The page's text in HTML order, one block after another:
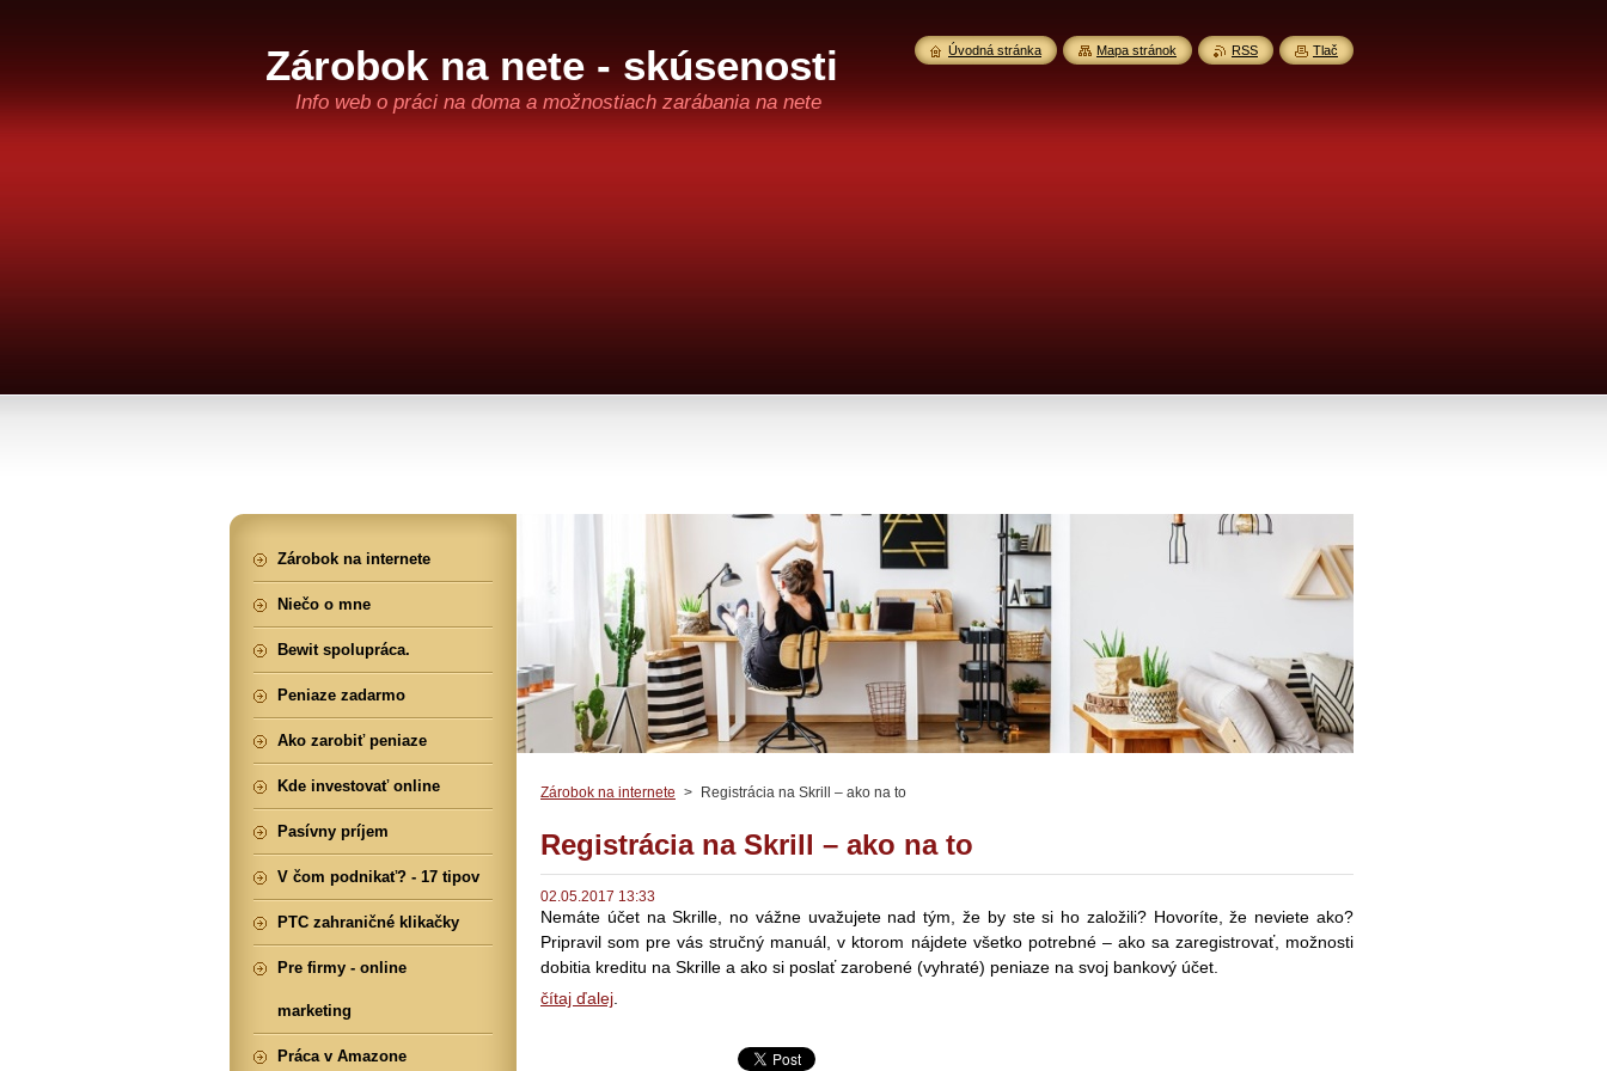
Zárobok na nete - skúsenosti
Info web o práci na doma a možnostiach zarábania na nete
Zárobok na internete > Registrácia na Skrill – ako na to
Registrácia na Skrill – ako na to
02.05.2017 13:33
Nemáte účet na Skrille, no vážne uvažujete nad tým, že by ste si ho založili? Hovoríte, že neviete ako?
Pripravil som pre vás stručný manuál, v ktorom nájdete všetko potrebné – ako sa zaregistrovať, možnosti
dobitia kreditu na Skrille a ako si poslať zarobené (vyhraté) peniaze na svoj bankový účet.
čítaj ďalej
Zárobok na internete
Niečo o mne
Bewit spolupráca.
Peniaze zadarmo
Ako zarobiť peniaze
Kde investovať online
Pasívny príjem
V čom podnikať? - 17 tipov
PTC zahraničné klikačky
Pre firmy - online
marketing
Práca v Amazone
Úvodná stránka Mapa stránok RSS Tlač